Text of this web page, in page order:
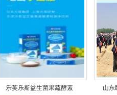
乐芙乐斯益生菌果蔬酵素 山东